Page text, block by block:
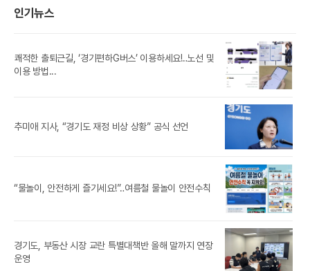
인기뉴스
쾌적한 출퇴근길, ‘경기편하G버스’ 이용하세요!‥노선 및
이용 방법...
추미애 지사, “경기도 재정 비상 상황” 공식 선언
“물놀이, 안전하게 즐기세요!”‥여름철 물놀이 안전수칙
경기도, 부동산 시장 교란 특별대책반 올해 말까지 연장
운영